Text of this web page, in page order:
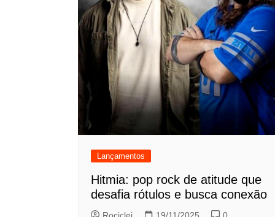
Lançamentos
Hitmia: pop rock de atitude que
desafia rótulos e busca conexão